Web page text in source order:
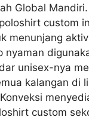
Global
custom
menunjang
nyaman
unisex-nya
kalangan di
custom